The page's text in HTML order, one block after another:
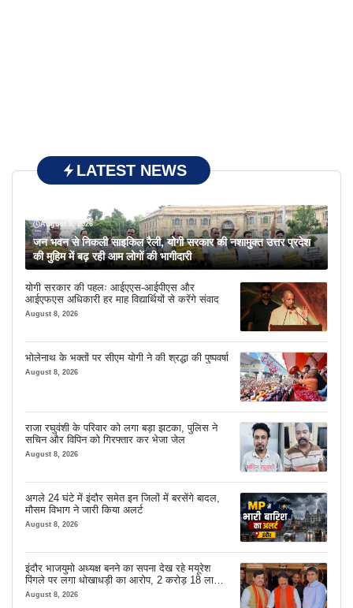
LATEST NEWS
August 8, 2026
जन भवन से निकली साइकिल रैली, योगी सरकार की नशामुक्त उत्तर प्रदेश
की मुहिम में बढ़ रही आम लोगों की भागीदारी
योगी सरकार की पहलः आईएएस-आईपीएस और
आईएफएस अधिकारी हर माह विद्यार्थियों से करेंगे संवाद
August 8, 2026
भोलेनाथ के भक्तों पर सीएम योगी ने की श्रद्धा की पुष्पवर्षा
August 8, 2026
राजा रघुवंशी के परिवार को लगा बड़ा झटका, पुलिस ने
सचिन और विपिन को गिरफ्तार कर भेजा जेल
August 8, 2026
अगले 24 घंटे में इंदौर समेत इन जिलों में बरसेंगे बादल,
मौसम विभाग ने जारी किया अलर्ट
August 8, 2026
इंदौर भाजयुमो अध्यक्ष बनने का सपना देख रहे मयूरेश
पिंगले पर लगा धोखाधड़ी का आरोप, 2 करोड़ 18 लाख
लेने के बाद भी नहीं दिया जमीन का कब्जा
August 8, 2026